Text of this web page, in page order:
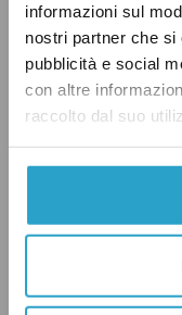
informazioni sul
nostri partner che si
pubblicità e social
con altre
raccolto dal suo
Sostienici
guide
video e
INIZIA AD
ELEZIONI REGIONALI